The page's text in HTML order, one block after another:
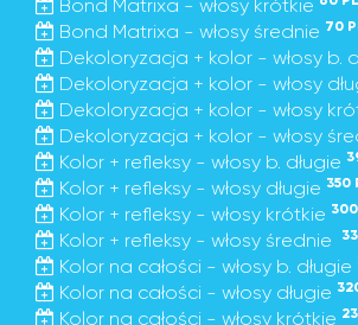
Bond Matrixa - włosy krótkie
Bond Matrixa - włosy średnie 70
Dekoloryzacja + kolor - włosy b.
Dekoloryzacja + kolor - włosy
Dekoloryzacja + kolor - włosy
Dekoloryzacja + kolor - włosy
Kolor + refleksy - włosy b. długie
Kolor + refleksy - włosy długie 350
Kolor + refleksy - włosy krótkie
Kolor + refleksy - włosy średnie
Kolor na całości - włosy b. długie
Kolor na całości - włosy długie
Kolor na całości - włosy krótkie